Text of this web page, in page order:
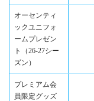
オーセンティ
ックユニフォ
ームプレゼン
ト（26-27シー
ズン）
プレミアム会
員限定グッズ